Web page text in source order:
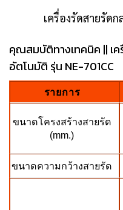
เครื่องรัดสายรัด
คุณสมบัติทางเทคนิค || เ
อัตโนมัติ รุ่น NE-701CC
รายการ
ขนาดโครงสร้างสายรัด
(mm.)
ขนาดความกว้างสายรัด